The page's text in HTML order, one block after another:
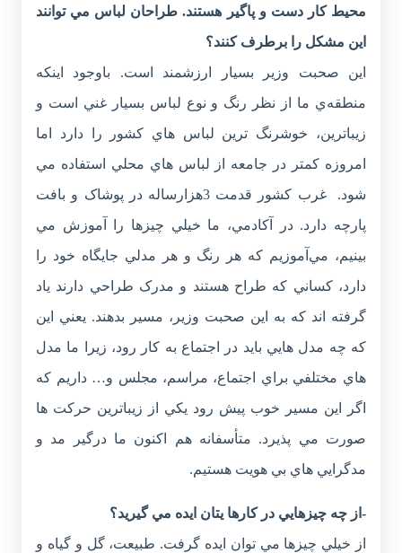
محيط کار دست و پاگير هستند. طراحان لباس مي توانند
اين مشکل را برطرف کنند؟
اين صحبت وزير بسيار ارزشمند است. باوجود اينکه
منطقه‌ي ما از نظر رنگ و نوع لباس بسيار غني است و
زيباترين، خوشرنگ ترين لباس هاي کشور را دارد اما
امروزه کمتر در جامعه از لباس هاي محلي استفاده مي
شود. غرب کشور قدمت 3هزارساله در پوشاک و بافت
پارچه دارد. در آکادمي، ما خيلي چيزها را آموزش مي
بينيم، مي‌آموزيم که هر رنگ و هر مدلي جايگاه خود را
دارد، کساني که طراح هستند و مدرک طراحي دارند ياد
گرفته اند که به اين صحبت وزير، مسير بدهند. يعني اين
که چه مدل هايي بايد در اجتماع به کار رود، زيرا ما مدل
هاي مختلفي براي اجتماع، مراسم، مجلس و… داريم که
اگر اين مسير خوب پيش رود يکي از زيباترين حرکت ها
صورت مي پذيرد. متأسفانه هم اکنون ما درگير مد و
مدگرايي هاي بي هويت هستيم.
-از چه چيزهايي در کارها يتان ايده مي گيريد؟
از خيلي چيزها مي توان ايده گرفت. طبيعت، گل و گياه و